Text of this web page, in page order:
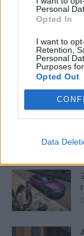
Personal
Opted In
I want to
Retention,
Personal
Purposes
Opted Out
Data